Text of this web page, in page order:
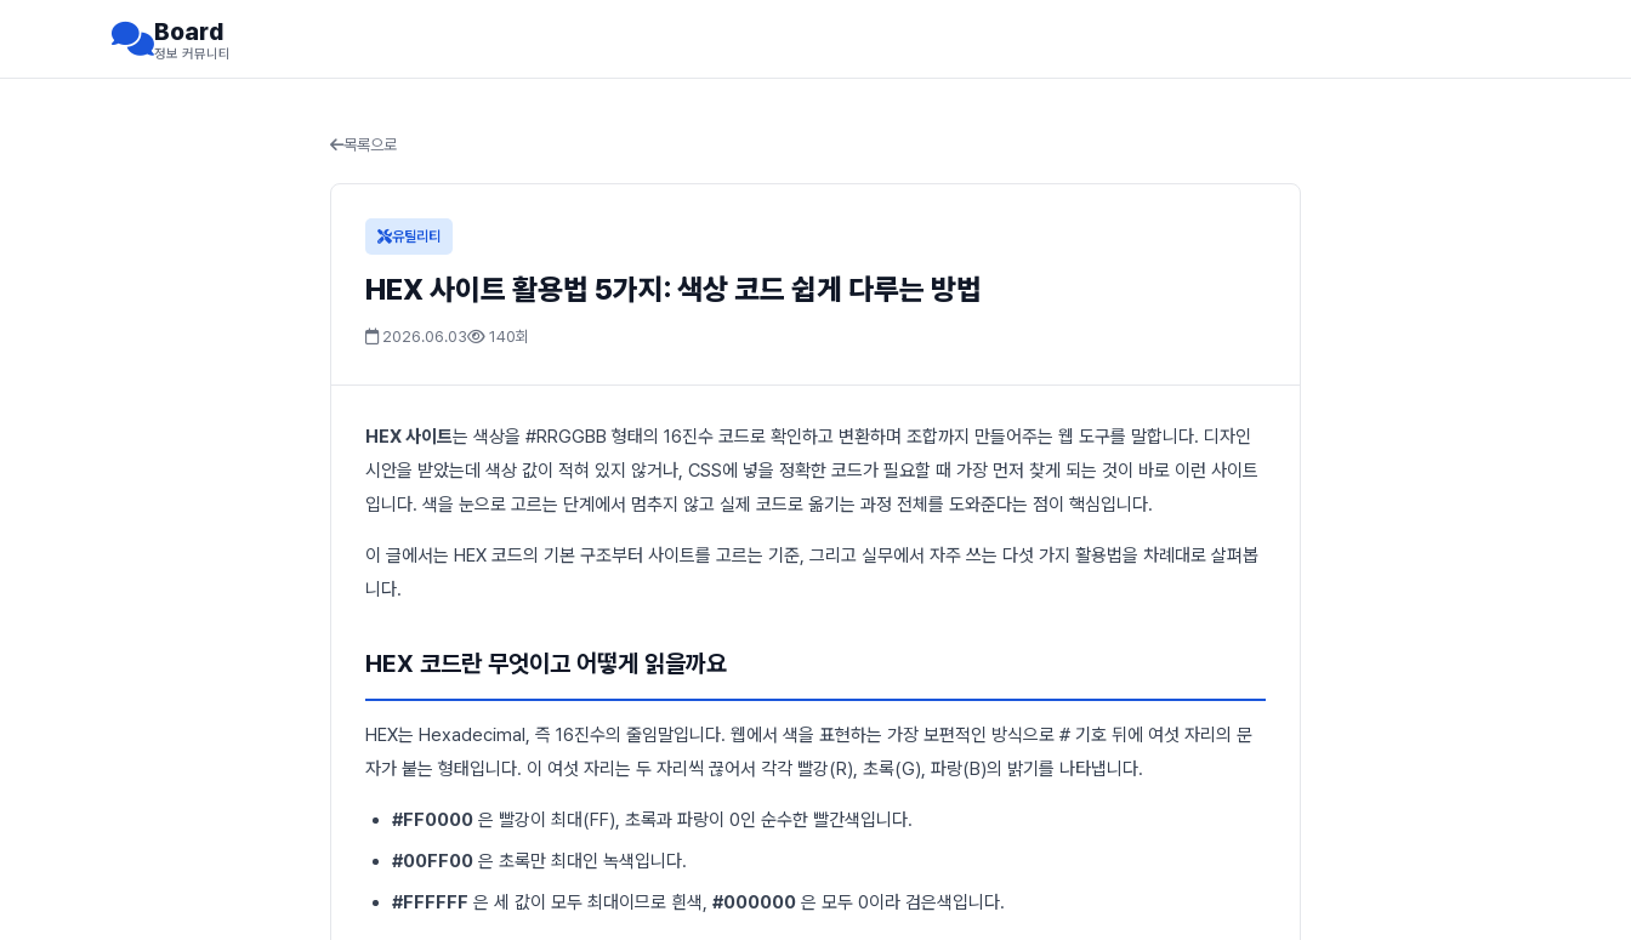
Board
정보 커뮤니티
목록으로
유틸리티
HEX 사이트 활용법 5가지: 색상 코드 쉽게 다루는 방법
2026.06.03 140회
HEX 사이트는 색상을 #RRGGBB 형태의 16진수 코드로 확인하고 변환하며 조합까지 만들어주는 웹 도구를 말합니다. 디자인
시안을 받았는데 색상 값이 적혀 있지 않거나, CSS에 넣을 정확한 코드가 필요할 때 가장 먼저 찾게 되는 것이 바로 이런 사이트
입니다. 색을 눈으로 고르는 단계에서 멈추지 않고 실제 코드로 옮기는 과정 전체를 도와준다는 점이 핵심입니다.
이 글에서는 HEX 코드의 기본 구조부터 사이트를 고르는 기준, 그리고 실무에서 자주 쓰는 다섯 가지 활용법을 차례대로 살펴봅
니다.
HEX 코드란 무엇이고 어떻게 읽을까요
HEX는 Hexadecimal, 즉 16진수의 줄임말입니다. 웹에서 색을 표현하는 가장 보편적인 방식으로 # 기호 뒤에 여섯 자리의 문
자가 붙는 형태입니다. 이 여섯 자리는 두 자리씩 끊어서 각각 빨강(R), 초록(G), 파랑(B)의 밝기를 나타냅니다.
#FF0000 은 빨강이 최대(FF), 초록과 파랑이 0인 순수한 빨간색입니다.
#00FF00 은 초록만 최대인 녹색입니다.
#FFFFFF 은 세 값이 모두 최대이므로 흰색, #000000 은 모두 0이라 검은색입니다.